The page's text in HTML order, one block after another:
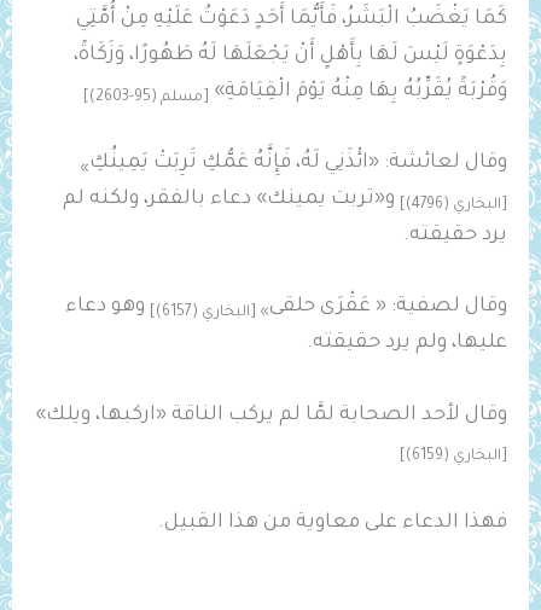
كَمَا يَغْضَبُ الْبَشَرُ، فَأَيُّمَا أَحَدٍ دَعَوْتُ عَلَيْهِ مِنْ أُمَّتِي
بِدَعْوَةٍ لَيْسَ لَهَا بِأَهْلٍ أَنْ يَجْعَلَهَا لَهُ طَهُورًا، وَزَكَاةً،
وَقُرْبَةً يُقَرِّبُهُ بِهَا مِنْهُ يَوْمَ الْقِيَامَةِ»
[مسلم (95-2603)]
وقال لعائشة: «ائْذَنِي لَهُ، فَإِنَّهُ عَمُّكِ ‌تَرِبَتْ ‌يَمِينُكِ »
[البخاري (4796)]
و«تربت يمينك» دعاء بالفقر، ولكنه لم
يرد حقيقته.
وقال لصفية: « عَقْرَى حلقى» [البخاري (6157)]
وهو دعاء
عليها، ولم يرد حقيقته.
وقال لأحد الصحابة لمَّا لم يركب الناقة «اركبها، ويلك»
[البخاري (6159)]
فهذا الدعاء على معاوية من هذا القبيل.